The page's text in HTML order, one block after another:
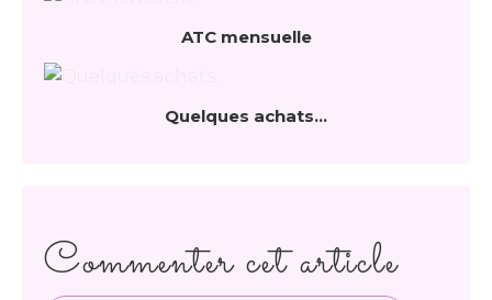
ATC mensuelle
Quelques achats...
Commenter cet article